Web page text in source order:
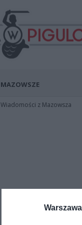
MAZOWSZE
Wiadomości z Mazowsza